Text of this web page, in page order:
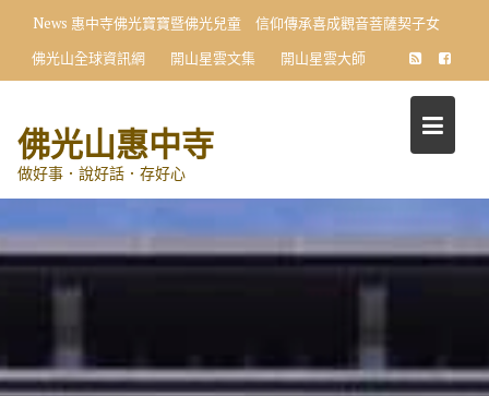
content
News 惠中寺佛光寶寶暨佛光兒童 信仰傳承喜成觀音菩薩契子女
佛光山全球資訊網
開山星雲文集 開山星雲大師
佛光山惠中寺
做好事．說好話．存好心